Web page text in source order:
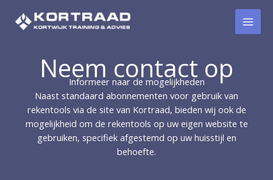
naar
Neem contact op
Informeer naar de mogelijkheden​
Naast standaard abonnementen voor gebruik van
rekentools via de site van Kortraad, bieden wij ook de
mogelijkheid om de rekentools op uw eigen website te
gebruiken, specifiek afgestemd op uw huisstijl en
behoefte.